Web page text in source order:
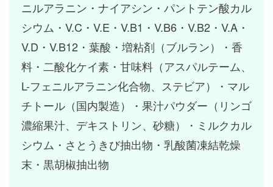
ニルアラニン・ナイアシン・パントテン酸カル
シウム・V.C・V.E・V.B1・V.B6・V.B2・V.A・
V.D・V.B12・葉酸・増粘剤（ブルラン）・香
料・二酸化ケイ素・甘味料（アスパルテーム、
L-フェニルアラニン化合物、ステビア）・マル
チトール（国内製造）・果汁パウダー（リンゴ
濃縮果汁、デキストリン、砂糖）・ミルクカル
シウム・さとうきび抽出物・乳酸菌凍結乾燥
末・黒胡椒抽出物